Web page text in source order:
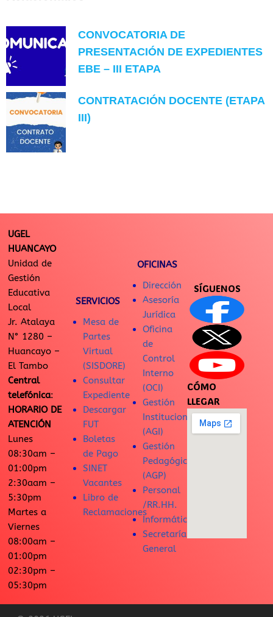
CONVOCATORIA DE
PRESENTACIÓN DE EXPEDIENTES
EBE – III ETAPA
CONTRATACIÓN DOCENTE (ETAPA
III)
UGEL
HUANCAYO
Unidad de
Gestión
Educativa
Local
Jr. Atalaya
N° 1280 –
Huancayo –
El Tambo
Central
telefónica:
HORARIO DE
ATENCIÓN
Lunes
08:30am –
01:00pm
2:30aam –
5:30pm
Martes a
Viernes
08:00am –
01:00pm
02:30pm –
05:30pm
SERVICIOS
Mesa de
Partes
Virtual
(SISDORE)
Consultar
Expediente
Descargar
FUT
Boletas
de Pago
SINET
Vacantes
Libro de
Reclamaciones
OFICINAS
Dirección
Asesoría
Jurídica
Oficina
de
Control
Interno
(OCI)
Gestión
Institucional
(AGI)
Gestión
Pedagógica
(AGP)
Personal
/RR.HH.
Informática
Secretaría
General
SÍGUENOS
CÓMO
LLEGAR